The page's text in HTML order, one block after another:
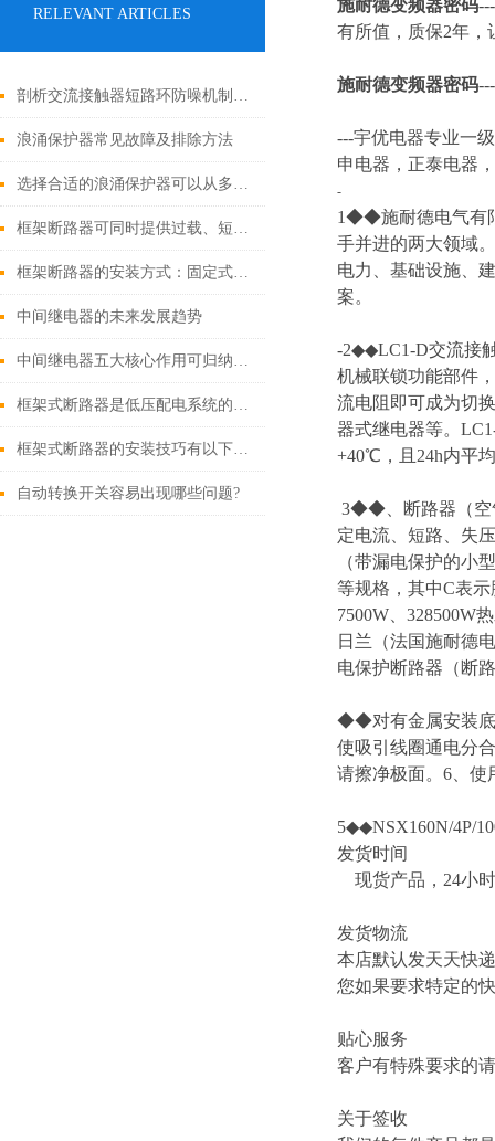
RELEVANT ARTICLES
剖析交流接触器短路环防噪机制与电气安全操作红线
浪涌保护器常见故障及排除方法
选择合适的浪涌保护器可以从多个角度探讨
框架断路器可同时提供过载、短路、漏电保护功能
框架断路器的安装方式：固定式，插入式，抽出式
中间继电器的未来发展趋势
中间继电器五大核心作用可归纳如下
框架式断路器是低压配电系统的核心保护设备
框架式断路器的安装技巧有以下这些
自动转换开关容易出现哪些问题?
施耐德变频器密码
有所值，质保2年，
施耐德变频器密码---
---宇优电器专业一
申电器，正泰电器
-
1◆◆施耐德电气有
手并进的两大领域
电力、基础设施、
案。
-2◆◆LC1-D交流接
机械联锁功能部件
流电阻即可成为切
器式继电器等。
+40℃，且24h内平
3◆◆、断路器（空
定电流、短路、失
（带漏电保护的小
等规格，其中C表
7500W、328500W
日兰（法国施耐德
电保护断路器（断
◆◆对有金属安装底
使吸引线圈通电分
请擦净极面。6、使
5◆◆NSX160N/4P/
发货时间
现货产品，24小
发货物流
本店默认发天天快
您如果要求特定的
贴心服务
客户有特殊要求的
关于签收